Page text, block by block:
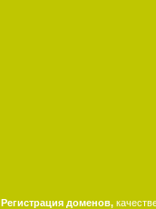
Регистрация доменов,